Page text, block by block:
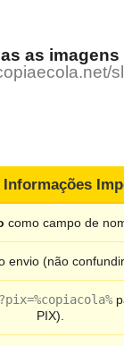
as
como campo de
envio (não
PIX).